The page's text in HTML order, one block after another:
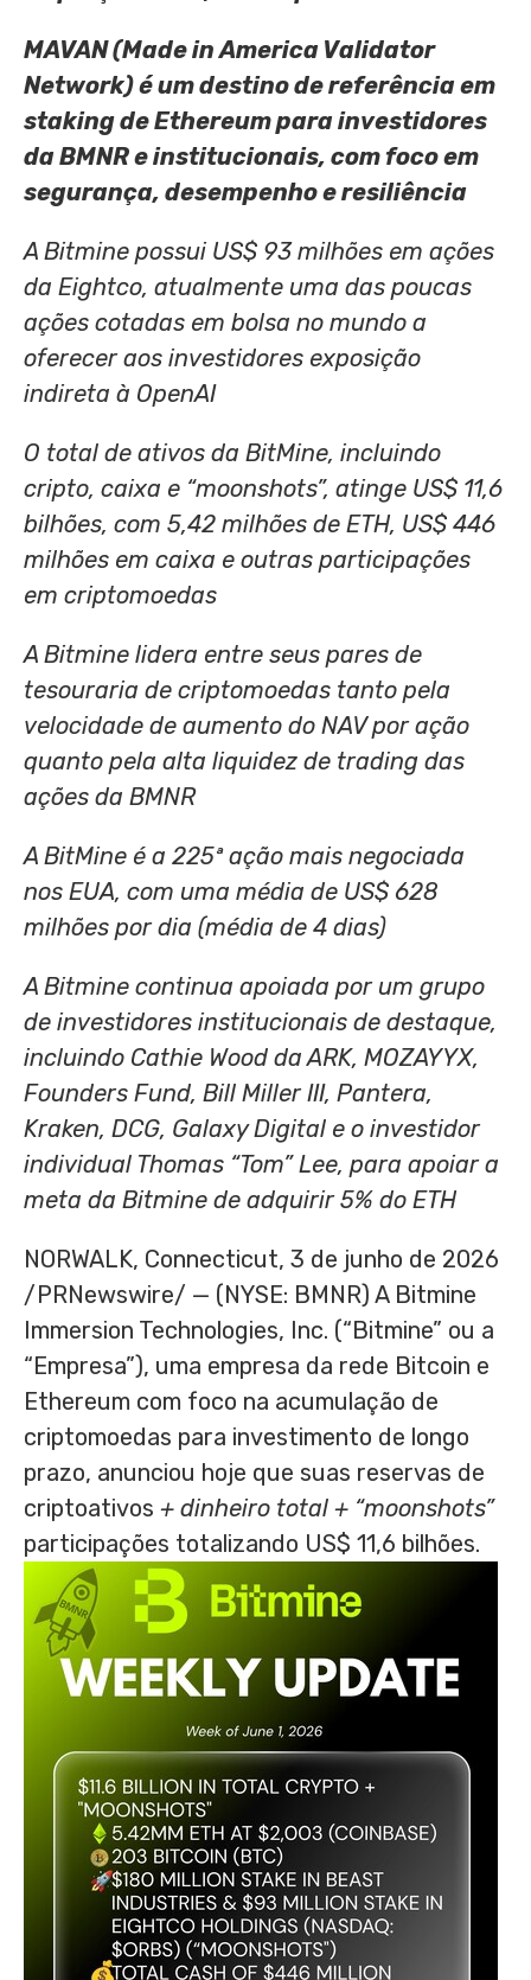
MAVAN (Made in America Validator
Network) é um destino de referência em
staking de Ethereum para investidores
da BMNR e institucionais, com foco em
segurança, desempenho e resiliência
A Bitmine possui US$ 93 milhões em ações
da Eightco, atualmente uma das poucas
ações cotadas em bolsa no mundo a
oferecer aos investidores exposição
indireta à OpenAI
O total de ativos da BitMine, incluindo
cripto, caixa e “moonshots”, atinge US$ 11,6
bilhões, com 5,42 milhões de ETH, US$ 446
milhões em caixa e outras participações
em criptomoedas
A Bitmine lidera entre seus pares de
tesouraria de criptomoedas tanto pela
velocidade de aumento do NAV por ação
quanto pela alta liquidez de trading das
ações da BMNR
A BitMine é a 225ª ação mais negociada
nos EUA, com uma média de US$ 628
milhões por dia (média de 4 dias)
A Bitmine continua apoiada por um grupo
de investidores institucionais de destaque,
incluindo Cathie Wood da ARK, MOZAYYX,
Founders Fund, Bill Miller III, Pantera,
Kraken, DCG, Galaxy Digital e o investidor
individual Thomas “Tom” Lee, para apoiar a
meta da Bitmine de adquirir 5% do ETH
NORWALK, Connecticut, 3 de junho de 2026
/PRNewswire/ — (NYSE: BMNR) A Bitmine
Immersion Technologies, Inc. (“Bitmine” ou a
“Empresa”), uma empresa da rede Bitcoin e
Ethereum com foco na acumulação de
criptomoedas para investimento de longo
prazo, anunciou hoje que suas reservas de
criptoativos + dinheiro total + “moonshots”
participações totalizando US$ 11,6 bilhões.